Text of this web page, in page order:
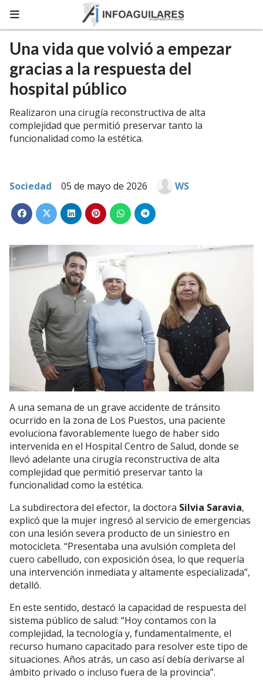
Una vida que volvió a empezar
gracias a la respuesta del
hospital público
Realizaron una cirugía reconstructiva de alta
complejidad que permitió preservar tanto la
funcionalidad como la estética.
Sociedad 05 de mayo de 2026 WS
A una semana de un grave accidente de tránsito
ocurrido en la zona de Los Puestos, una paciente
evoluciona favorablemente luego de haber sido
intervenida en el Hospital Centro de Salud, donde se
llevó adelante una cirugía reconstructiva de alta
complejidad que permitió preservar tanto la
funcionalidad como la estética.
La subdirectora del efector, la doctora Silvia Saravia,
explicó que la mujer ingresó al servicio de emergencias
con una lesión severa producto de un siniestro en
motocicleta. “Presentaba una avulsión completa del
cuero cabelludo, con exposición ósea, lo que requería
una intervención inmediata y altamente especializada”,
detalló.
En este sentido, destacó la capacidad de respuesta del
sistema público de salud: “Hoy contamos con la
complejidad, la tecnología y, fundamentalmente, el
recurso humano capacitado para resolver este tipo de
situaciones. Años atrás, un caso así debía derivarse al
ámbito privado o incluso fuera de la provincia”.